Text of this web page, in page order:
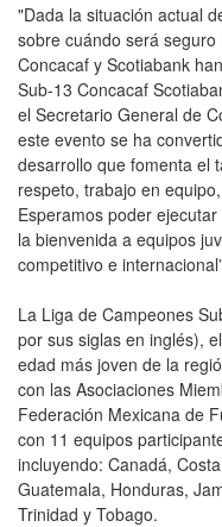
"Dada la situación actual
sobre cuándo será
Concacaf y Scotiabank
Sub-13 Concacaf
el Secretario General de
este evento se ha
desarrollo que fomenta el
respeto, trabajo en
Esperamos poder
la bienvenida a equipos
competitivo e
La Liga de Campeones
por sus siglas en inglés),
edad más joven de la
con las Asociaciones
Federación Mexicana de
con 11 equipos
incluyendo: Canadá,
Guatemala, Honduras,
Trinidad y Tobago.